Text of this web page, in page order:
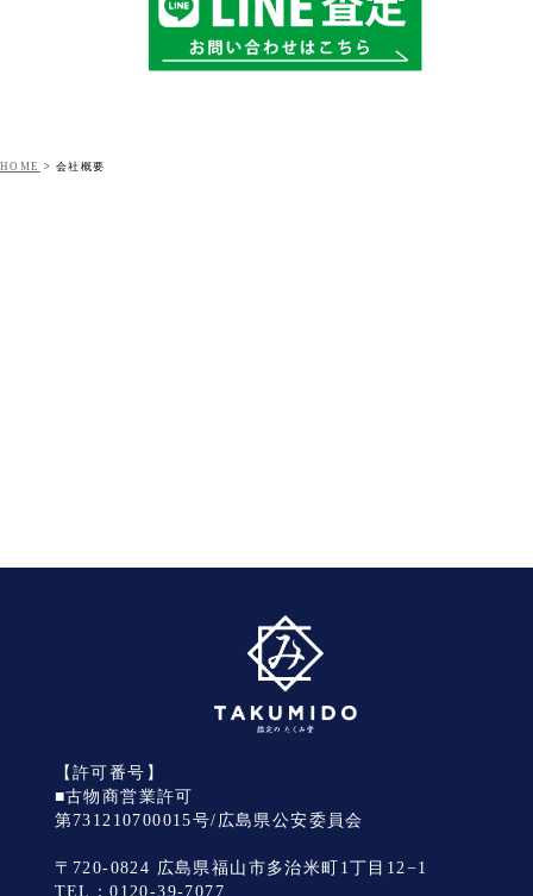
HOME > 会社概要
【許可番号】
■古物商営業許可
第731210700015号/広島県公安委員会
〒720-0824 広島県福山市多治米町1丁目12−1
TEL：0120-39-7077